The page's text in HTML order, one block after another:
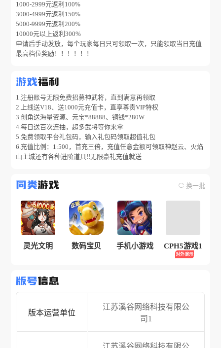
1000-2999元返利100%
3000-4999元返利150%
5000-9999元返利200%
10000元以上返利300%
申请后手动发放，每个玩家每日只可领取一次，只能领取当日充值
最高档位奖励！！！！！！
游戏福利
1.注册账号无限免费招募神武将，直到满意再领取
2.上线送V18、送1000元充值卡，直享尊贵VIP特权
3.创角送海量资源、元宝*88888、铜钱*280W
4.每日送百次连抽，超多武将等你来拿
5.免费领取平台礼包码，输入礼包码领取超值礼包
6.充值比例：1:500，首充三倍，充值任意金额可领取神赵云、火焰
山主城还有各种进阶道具!!无限豪礼充值就送
同类游戏 换一批
灵光文明 数码宝贝 手机小游戏 CPH5游戏1
对外演示
版号信息
版本运营单位
江苏溪谷网络科技有限公
司1
江苏溪谷网络科技有限公